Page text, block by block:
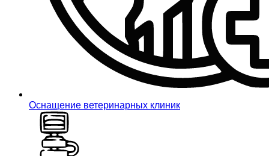
Оснащение ветеринарных клиник